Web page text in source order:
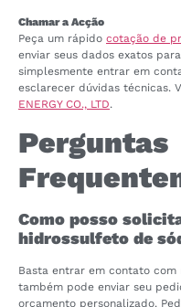
Chamar a Acção
Peça um rápido cotação de
enviar seus dados exatos
simplesmente entrar em
esclarecer dúvidas técnicas.
ENERGY CO., LTD.
Perguntas
Como posso
hidrossulfeto de
Basta entrar em contato com
também pode enviar seu
orçamento personalizado.